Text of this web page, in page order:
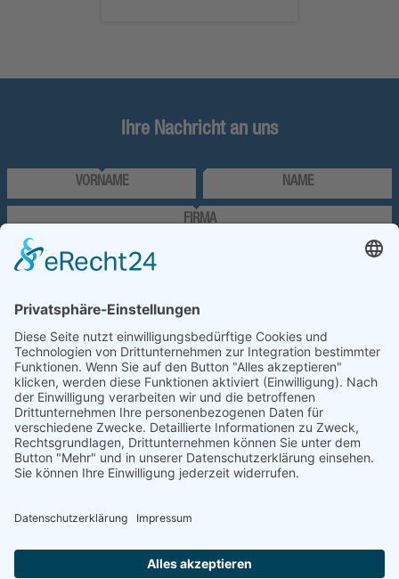
Ihre Nachricht an uns
NAME
VORNAME
FIRMA
TEL.
WAS KÖNNEN WIR FÜR SIE
TUN?
Ich habe die Datenschutzerklärung zur Kenntnis genommen. Ich stimme zu, dass
meine Angaben und Daten zur Beantwortung meiner Anfrage elektronisch erhoben
und gespeichert werden. Sie können diese Einwilligung jederzeit per E-Mail an